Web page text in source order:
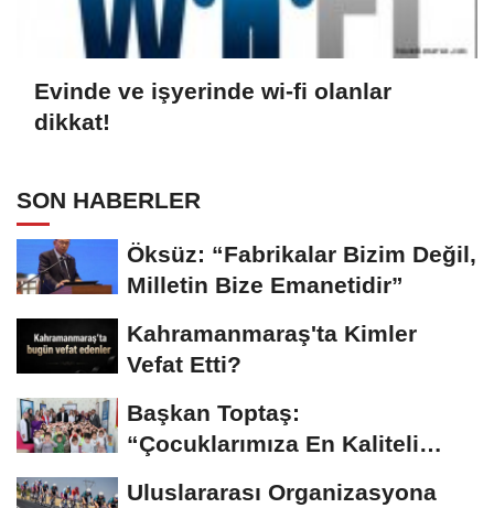
Evinde ve işyerinde wi-fi olanlar
dikkat!
SON HABERLER
Öksüz: “Fabrikalar Bizim Değil,
Milletin Bize Emanetidir”
Kahramanmaraş'ta Kimler
Vefat Etti?
Başkan Toptaş:
“Çocuklarımıza En Kaliteli
Uluslararası Organizasyona